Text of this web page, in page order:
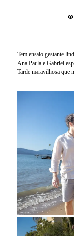
Tem ensaio gestante
Ana Paula e Gabriel
Tarde maravilhosa que